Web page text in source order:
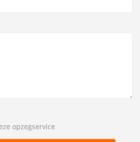
opzegservice